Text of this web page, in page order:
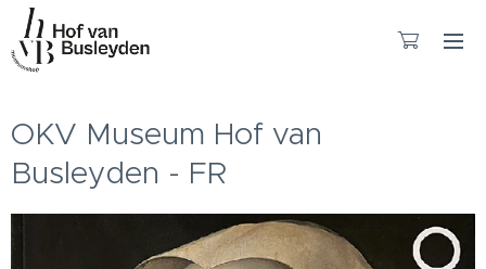
OKV Museum Hof van
Busleyden - FR